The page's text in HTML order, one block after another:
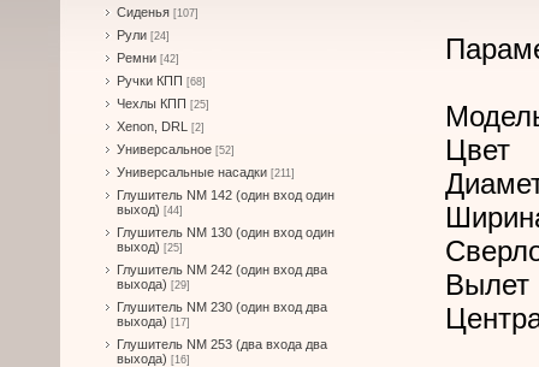
Сиденья [107]
Рули [24]
Ремни [42]
Ручки КПП [68]
Чехлы КПП [25]
Xenon, DRL [2]
Универсальное [52]
Универсальные насадки [211]
Глушитель NM 142 (один вход один
выход) [44]
Глушитель NM 130 (один вход один
выход) [25]
Глушитель NM 242 (один вход два
выхода) [29]
Глушитель NM 230 (один вход два
выхода) [17]
Глушитель NM 253 (два входа два
выхода) [16]
Цвет
Вылет